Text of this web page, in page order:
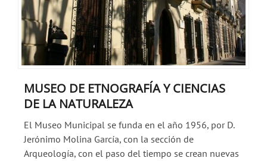
MUSEO DE ETNOGRAFÍA Y CIENCIAS
DE LA NATURALEZA
El Museo Municipal se funda en el año 1956, por D.
Jerónimo Molina García, con la sección de
Arqueología, con el paso del tiempo se crean nuevas